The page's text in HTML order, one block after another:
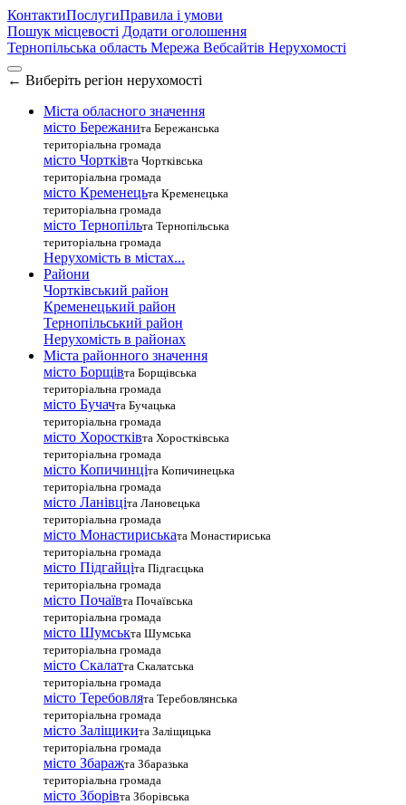
КонтактиПослугиПравила і умови
Пошук місцевості Додати оголошення
Тернопільська область Мережа Вебсайтів Нерухомості
← Виберіть регіон нерухомості
Міста обласного значення
місто Бережанита Бережанська
територіальна громада
місто Чортківта Чортківська
територіальна громада
місто Кременецьта Кременецька
територіальна громада
місто Тернопільта Тернопільська
територіальна громада
Нерухомість в містах...
Райони
Чортківський район
Кременецький район
Тернопільський район
Нерухомість в районах
Міста районного значення
місто Борщівта Борщівська
територіальна громада
місто Бучачта Бучацька
територіальна громада
місто Хоростківта Хоростківська
територіальна громада
місто Копичинціта Копичинецька
територіальна громада
місто Ланівціта Лановецька
територіальна громада
місто Монастириськата Монастириська
територіальна громада
місто Підгайціта Підгаєцька
територіальна громада
місто Почаївта Почаївська
територіальна громада
місто Шумськта Шумська
територіальна громада
місто Скалатта Скалатська
територіальна громада
місто Теребовлята Теребовлянська
територіальна громада
місто Залiщикита Заліщицька
територіальна громада
місто Збаражта Збаразька
територіальна громада
місто Зборівта Зборівська